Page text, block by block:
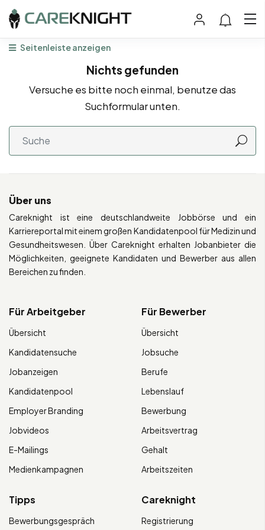
Seitenleiste anzeigen
Nichts gefunden
Versuche es bitte noch einmal, benutze das
Suchformular unten.
Über uns
Careknight ist eine deutschlandweite Jobbörse und ein
Karriereportal mit einem großen Kandidatenpool für Medizin und
Gesundheitswesen. Über Careknight erhalten Jobanbieter die
Möglichkeiten, geeignete Kandidaten und Bewerber aus allen
Bereichen zu finden.
Für Arbeitgeber
Übersicht
Kandidatensuche
Jobanzeigen
Kandidatenpool
Employer Branding
Jobvideos
E-Mailings
Medienkampagnen
Für Bewerber
Übersicht
Jobsuche
Berufe
Lebenslauf
Bewerbung
Arbeitsvertrag
Gehalt
Arbeitszeiten
Tipps
Bewerbungsgespräch
Careknight
Registrierung